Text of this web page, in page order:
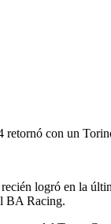
con un
logró en la
BA Racing.